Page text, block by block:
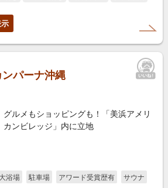
パーナ沖縄
グルメもショッピングも！「美浜アメリ
カンビレッジ」内に立地
大浴場 駐車場 アワード受賞歴有 サウナ